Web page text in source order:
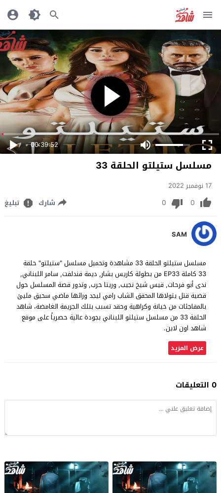
00:39:52
مسلسل ستيلتو الحلقة 33
17 نوفمبر 2022
0
0 شارك تبليغ
SAM
مسلسل ستيلتو الحلقة 33 مشاهدة وتحميل مسلسل "ستيلتو" حلقة
33 كاملة EP33 من بطولة كاريس بشار, ديمة قندلفت, سامر اللبناني,
ندى أبو فرحات, قيس شيخ نجيب, وريتا حرب, وتدور قصة المسلسل حول
قضية قتل يتولاها المحقق الشاب رامي ليجد ورائها ماضي سحيق مليئ
بالمفاجئات من خيانة وكراهية وحقد تسبب بتلك الجريمة الغامضة، شاهد
الحلقة 33 من مسلسل ستيلتو اللبناني بجودة عالية حصرياً على موقع
شاهد اون لاين.
عرض المزيد
0 التعليقات